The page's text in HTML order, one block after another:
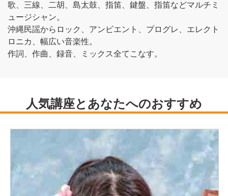
歌、三線、二胡、島太鼓、指笛、鍵盤、指笛などマルチミ
ュージシャン。
沖縄民謡からロック、アンビエント、プログレ、エレクト
ロニカ、幅広い音楽性。
作詞、作曲、録音、ミックス全てこなす。